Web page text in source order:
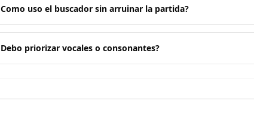
Como uso el buscador sin arruinar la partida?
Debo priorizar vocales o consonantes?